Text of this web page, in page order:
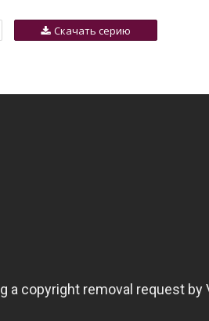
Скачать серию